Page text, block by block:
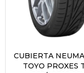
CUBIERTA
TOYO PROXES